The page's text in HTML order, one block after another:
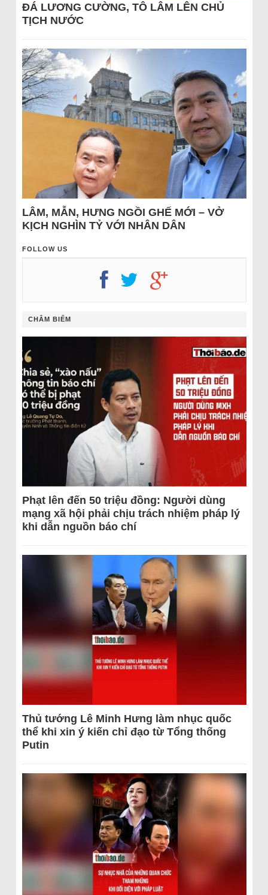
ĐÁ LƯƠNG CƯỜNG, TÔ LÂM LÊN CHỦ
TỊCH NƯỚC
LÂM, MẪN, HƯNG NGỒI GHẾ MỚI – VỞ
KỊCH NGHÌN TỶ VỚI NHÂN DÂN
FOLLOW US
CHÂM BIẾM
Phạt lên đến 50 triệu đồng: Người dùng
mạng xã hội phải chịu trách nhiệm pháp lý
khi dẫn nguồn báo chí
Thủ tướng Lê Minh Hưng làm nhục quốc
thể khi xin ý kiến chỉ đạo từ Tổng thống
Putin